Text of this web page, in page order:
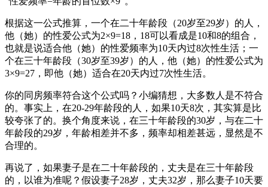
根据这一公式推算，一个在二十年龄段（20岁至29岁）的人，
他（她）的性爱公式为2×9=18，18可以看成是10和8的组合，
也就是说适合他（她）的性爱频率为10天内过8次性生活；一
个在三十年龄段（30岁至39岁）的人，他（她）的性爱公式为
3×9=27，即他（她）适合在20天内过7次性生活。
你的同房频率符合这个公式吗？小编猜想，大多数人是不符合
的。事实上，在20-29年龄段的人，如果10天8次，其实算是比
较夸张了的。换个角度来说，在三十年龄段的30岁，与在二十
年龄段的29岁，年龄相差并不多，频率却相差甚远，显然是不
合理的。
再说了，如果妻子是在二十年龄段的，丈夫是在三十年龄段
的，以谁为准呢？假设妻子28岁，丈夫32岁，那么妻子10天要